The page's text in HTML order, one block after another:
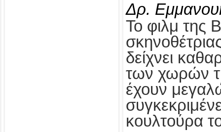
Δρ.
Το φιλμ της
δείχνει
των χωρών
έχουν
κουλτούρα